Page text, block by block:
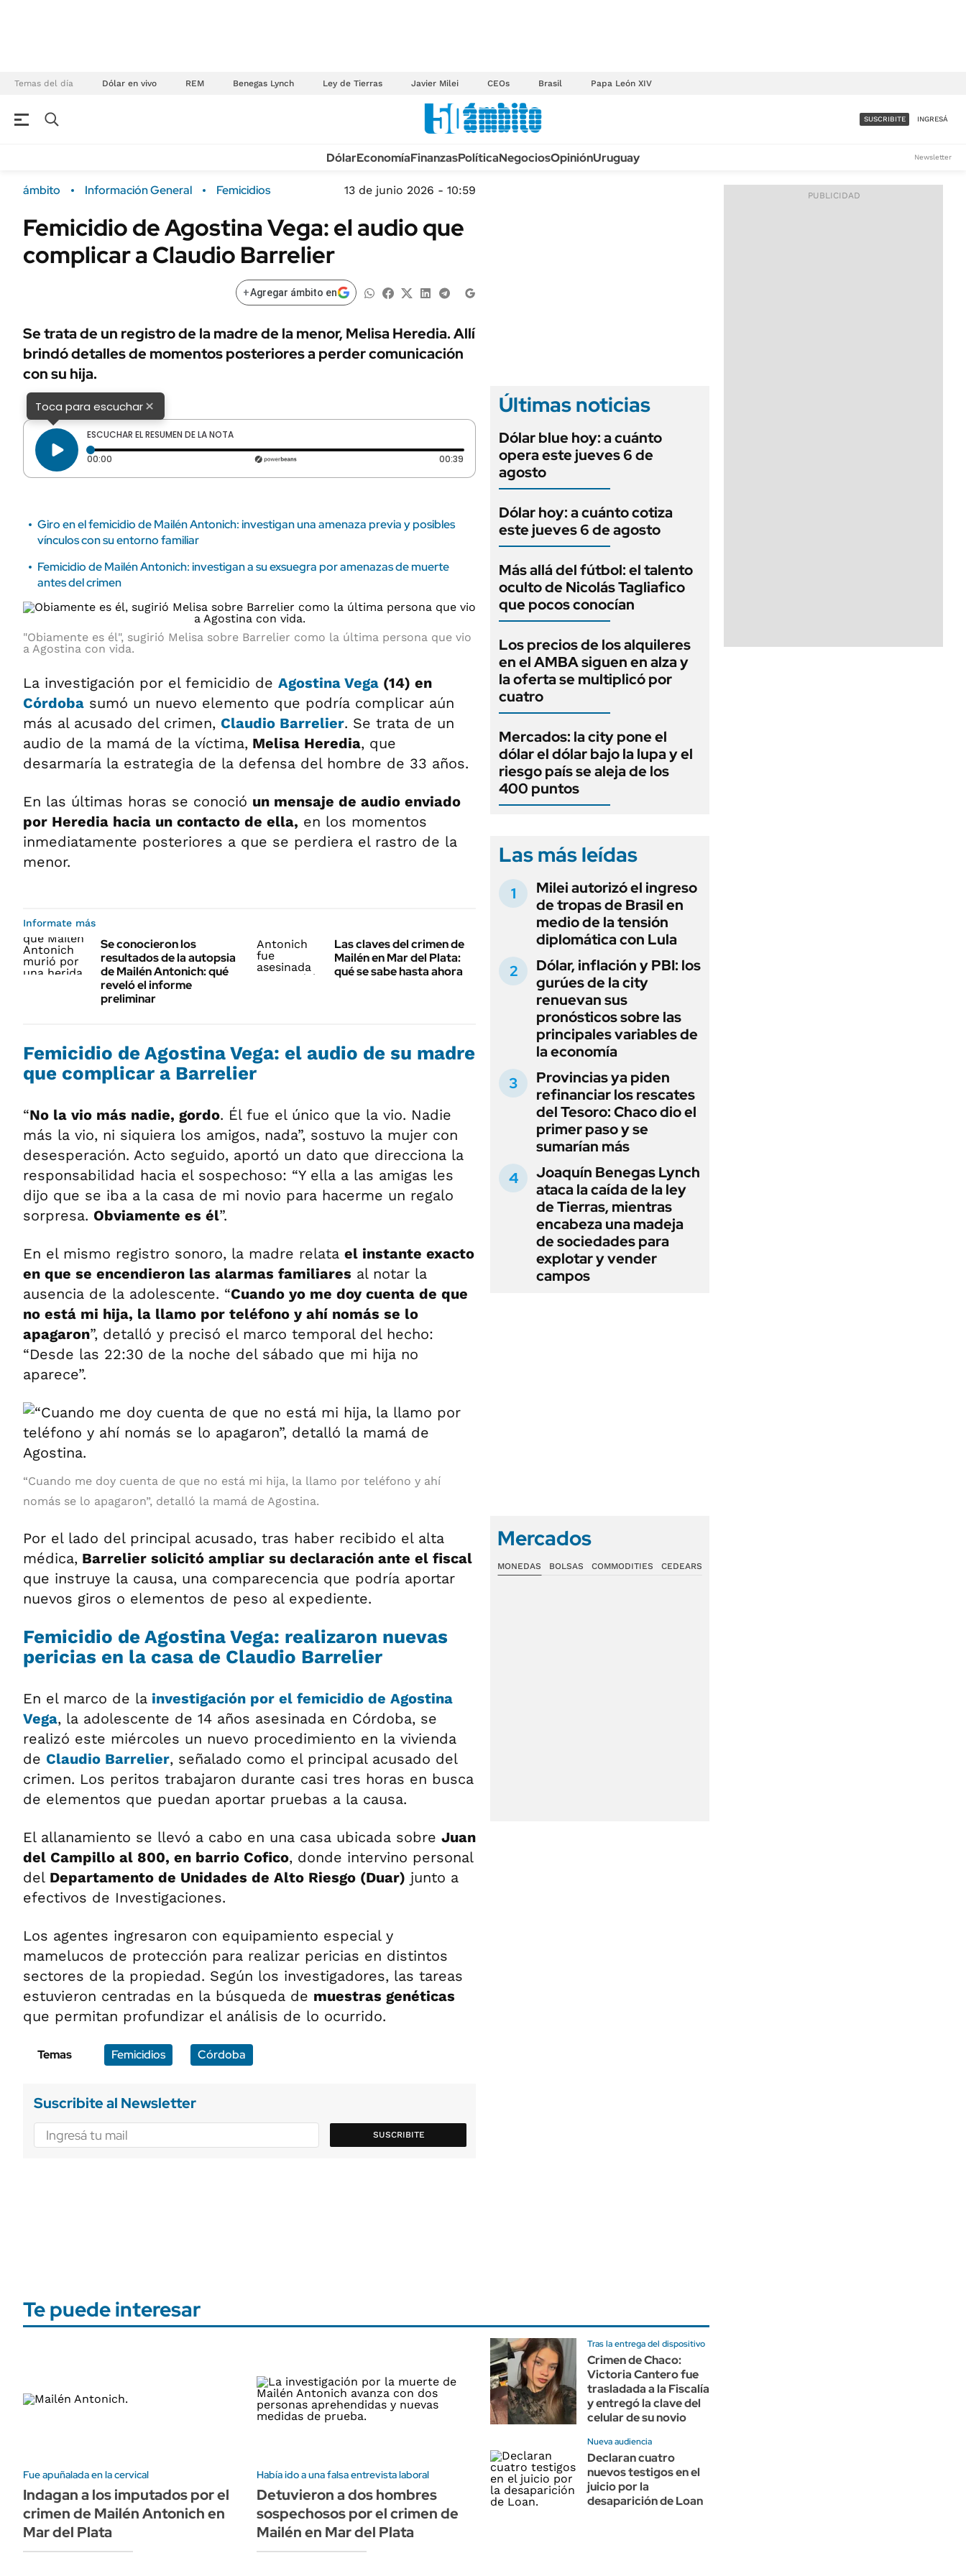
Temas del día Dólar en vivo REM Benegas Lynch Ley de Tierras Javier Milei CEOs Brasil Papa León XIV
Campo
FINANZAS
ÁMBITO DEBATE
MEDIAKIT AMBITO DEBATE
Sustentabilidad
Seguros
POLÍTICA
TECNOLOGÍA
MÉXICO
MUNDO
LIFESTYLE
AUTOS
ACCESO FULL - $1.800/MES
SUSCRIBITE INGRESÁ
DólarEconomíaFinanzasPolíticaNegociosOpiniónUruguay Newsletter
ámbito Información General Femicidios 13 de junio 2026 - 10:59
Femicidio de Agostina Vega: el audio que
complicar a Claudio Barrelier
+Agregar ámbito en
Se trata de un registro de la madre de la menor, Melisa Heredia. Allí
brindó detalles de momentos posteriores a perder comunicación
con su hija.
Toca para escuchar×
ESCUCHAR EL RESUMEN DE LA NOTA
00:00 Tiempo transcurrido: 0 segundos 00:39 Duración: 39 segundos
Giro en el femicidio de Mailén Antonich: investigan una amenaza previa y posibles
vínculos con su entorno familiar
Femicidio de Mailén Antonich: investigan a su exsuegra por amenazas de muerte
antes del crimen
"Obiamente es él", sugirió Melisa sobre Barrelier como la última persona que vio
a Agostina con vida.
La investigación por el femicidio de Agostina Vega (14) en
Córdoba sumó un nuevo elemento que podría complicar aún
más al acusado del crimen, Claudio Barrelier. Se trata de un
audio de la mamá de la víctima, Melisa Heredia, que
desarmaría la estrategia de la defensa del hombre de 33 años.
En las últimas horas se conoció un mensaje de audio enviado
por Heredia hacia un contacto de ella, en los momentos
inmediatamente posteriores a que se perdiera el rastro de la
menor.
Informate más
Se conocieron los
resultados de la autopsia
de Mailén Antonich: qué
reveló el informe
preliminar
Las claves del crimen de
Mailén en Mar del Plata:
qué se sabe hasta ahora
Femicidio de Agostina Vega: el audio de su madre
que complicar a Barrelier
“No la vio más nadie, gordo. Él fue el único que la vio. Nadie
más la vio, ni siquiera los amigos, nada”, sostuvo la mujer con
desesperación. Acto seguido, aportó un dato que direcciona la
responsabilidad hacia el sospechoso: “Y ella a las amigas les
dijo que se iba a la casa de mi novio para hacerme un regalo
sorpresa. Obviamente es él”.
En el mismo registro sonoro, la madre relata el instante exacto
en que se encendieron las alarmas familiares al notar la
ausencia de la adolescente. “Cuando yo me doy cuenta de que
no está mi hija, la llamo por teléfono y ahí nomás se lo
apagaron”, detalló y precisó el marco temporal del hecho:
“Desde las 22:30 de la noche del sábado que mi hija no
aparece”.
“Cuando me doy cuenta de que no está mi hija, la llamo por teléfono y ahí
nomás se lo apagaron”, detalló la mamá de Agostina.
Por el lado del principal acusado, tras haber recibido el alta
médica, Barrelier solicitó ampliar su declaración ante el fiscal
que instruye la causa, una comparecencia que podría aportar
nuevos giros o elementos de peso al expediente.
Femicidio de Agostina Vega: realizaron nuevas
pericias en la casa de Claudio Barrelier
En el marco de la investigación por el femicidio de Agostina
Vega, la adolescente de 14 años asesinada en Córdoba, se
realizó este miércoles un nuevo procedimiento en la vivienda
de Claudio Barrelier, señalado como el principal acusado del
crimen. Los peritos trabajaron durante casi tres horas en busca
de elementos que puedan aportar pruebas a la causa.
El allanamiento se llevó a cabo en una casa ubicada sobre Juan
del Campillo al 800, en barrio Cofico, donde intervino personal
del Departamento de Unidades de Alto Riesgo (Duar) junto a
efectivos de Investigaciones.
Los agentes ingresaron con equipamiento especial y
mamelucos de protección para realizar pericias en distintos
sectores de la propiedad. Según los investigadores, las tareas
estuvieron centradas en la búsqueda de muestras genéticas
que permitan profundizar el análisis de lo ocurrido.
Temas Femicidios Córdoba
Suscribite al Newsletter
SUSCRIBITE
Últimas noticias
Dólar blue hoy: a cuánto
opera este jueves 6 de
agosto
Dólar hoy: a cuánto cotiza
este jueves 6 de agosto
Más allá del fútbol: el talento
oculto de Nicolás Tagliafico
que pocos conocían
Los precios de los alquileres
en el AMBA siguen en alza y
la oferta se multiplicó por
cuatro
Mercados: la city pone el
dólar el dólar bajo la lupa y el
riesgo país se aleja de los
400 puntos
Las más leídas
Milei autorizó el ingreso
de tropas de Brasil en
medio de la tensión
diplomática con Lula
Dólar, inflación y PBI: los
gurúes de la city
renuevan sus
pronósticos sobre las
principales variables de
la economía
Provincias ya piden
refinanciar los rescates
del Tesoro: Chaco dio el
primer paso y se
sumarían más
Joaquín Benegas Lynch
ataca la caída de la ley
de Tierras, mientras
encabeza una madeja
de sociedades para
explotar y vender
campos
Mercados
MONEDAS BOLSAS COMMODITIES CEDEARS
Te puede interesar
Fue apuñalada en la cervical
Indagan a los imputados por el
crimen de Mailén Antonich en
Mar del Plata
Había ido a una falsa entrevista laboral
Detuvieron a dos hombres
sospechosos por el crimen de
Mailén en Mar del Plata
Tras la entrega del dispositivo
Crimen de Chaco:
Victoria Cantero fue
trasladada a la Fiscalía
y entregó la clave del
celular de su novio
Nueva audiencia
Declaran cuatro
nuevos testigos en el
juicio por la
desaparición de Loan